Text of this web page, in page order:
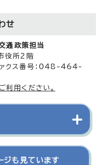
せ
通政策担当
役所2階
クス番号：048-464-
利用ください。
ジも見ています